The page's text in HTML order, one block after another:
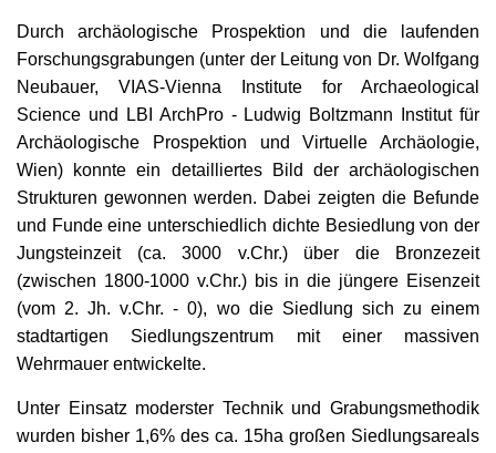
Durch archäologische Prospektion und die laufenden
Forschungsgrabungen (unter der Leitung von Dr. Wolfgang
Neubauer, VIAS-Vienna Institute for Archaeological
Science und LBI ArchPro - Ludwig Boltzmann Institut für
Archäologische Prospektion und Virtuelle Archäologie,
Wien) konnte ein detailliertes Bild der archäologischen
Strukturen gewonnen werden. Dabei zeigten die Befunde
und Funde eine unterschiedlich dichte Besiedlung von der
Jungsteinzeit (ca. 3000 v.Chr.) über die Bronzezeit
(zwischen 1800-1000 v.Chr.) bis in die jüngere Eisenzeit
(vom 2. Jh. v.Chr. - 0), wo die Siedlung sich zu einem
stadtartigen Siedlungszentrum mit einer massiven
Wehrmauer entwickelte.
Unter Einsatz moderster Technik und Grabungsmethodik
wurden bisher 1,6% des ca. 15ha großen Siedlungsareals